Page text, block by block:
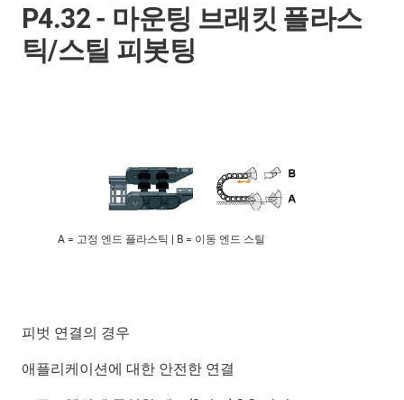
P4.32 - 마운팅 브래킷 플라스
틱/스틸 피봇팅
A = 고정 엔드 플라스틱 | B = 이동 엔드 스틸
피벗 연결의 경우
애플리케이션에 대한 안전한 연결